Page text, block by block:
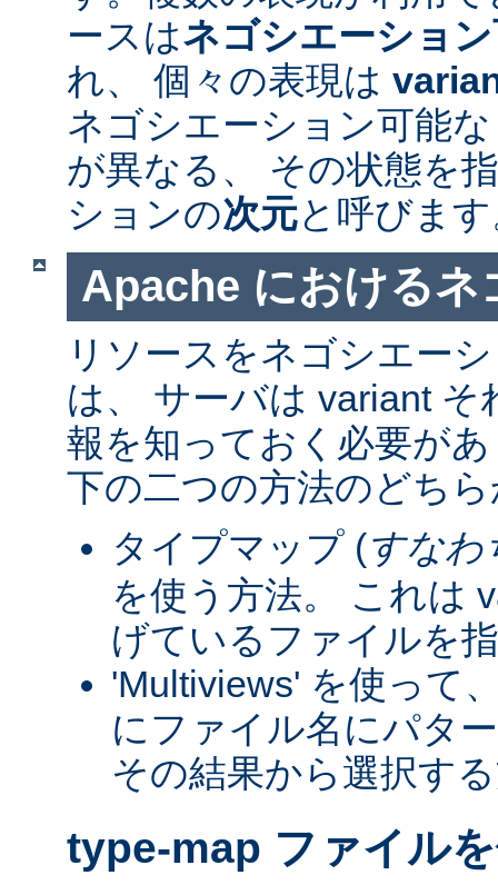
ースはネゴシエーショ
れ、 個々の表現は
ネゴシエーション可能
が異なる、 その状態を
ションの次元と呼びま
Apache におけるネ
リソースをネゴシエー
は、 サーバは variant
報を知っておく必要が
下の二つの方法のどち
タイプマップ (すなわ
を使う方法。 これは
げているファイルを
'Multiviews' を使って
にファイル名にパタ
その結果から選択す
type-map ファイル